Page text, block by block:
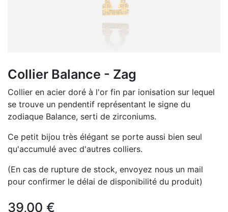
Collier Balance - Zag
Collier en acier doré à l'or fin par ionisation sur lequel
se trouve un pendentif représentant le signe du
zodiaque Balance, serti de zirconiums.
Ce petit bijou très élégant se porte aussi bien seul
qu'accumulé avec d'autres colliers.
(En cas de rupture de stock, envoyez nous un mail
pour confirmer le délai de disponibilité du produit)
39,00 €